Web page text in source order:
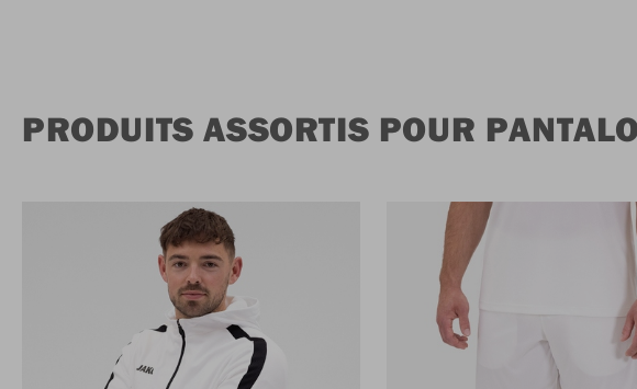
PRODUITS ASSORTIS POUR